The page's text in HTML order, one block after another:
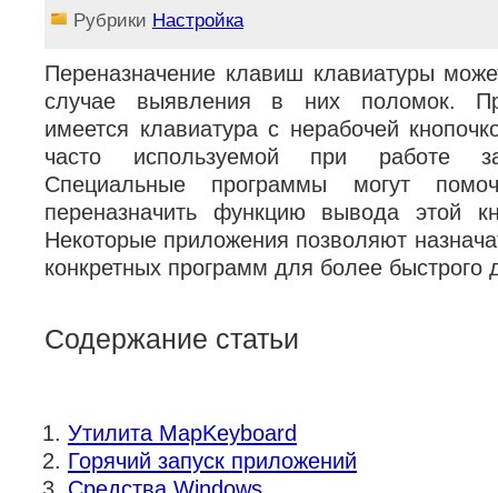
Рубрики Настройка
Переназначение клавиш клавиатуры
случае выявления в них поломок.
имеется клавиатура с нерабочей
часто используемой при работе
Специальные программы могут
переназначить функцию вывода этой
Некоторые приложения позволяют
конкретных программ для более быстрого
Содержание статьи
Утилита MapKeyboard
Горячий запуск приложений